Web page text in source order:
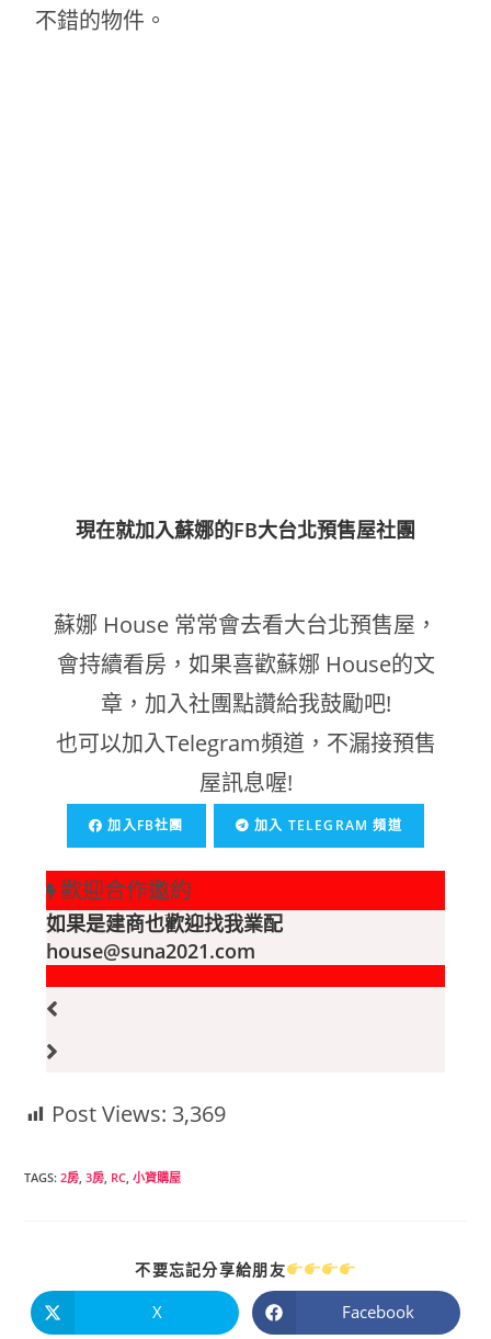
不錯的物件。
現在就加入蘇娜的FB大台北預售屋社團
蘇娜 House 常常會去看大台北預售屋，
會持續看房，如果喜歡蘇娜 House的文
章，加入社團點讚給我鼓勵吧!
也可以加入Telegram頻道，不漏接預售
屋訊息喔!
加入FB社團 加入 TELEGRAM 頻道
歡迎合作邀約
如果是建商也歡迎找我業配
house@suna2021.com
Post Views: 3,369
TAGS:2房, 3房, RC, 小資購屋
不要忘記分享給朋友
X Facebook